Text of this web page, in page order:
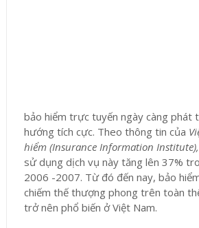
bảo hiểm trực tuyến ngày càng phát
hướng tích cực. Theo thông tin của
hiểm (Insurance Information Institute),
sử dụng dịch vụ này tăng lên 37%
2006 -2007. Từ đó đến nay, bảo
chiếm thế thượng phong trên toàn
trở nên phổ biến ở Việt Nam.